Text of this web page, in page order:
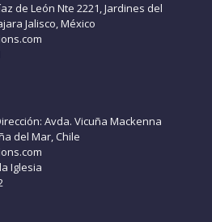
de León Nte 2221, Jardines del
Jalisco, México
Avda. Vicuña Mackenna
del Mar, Chile
Iglesia